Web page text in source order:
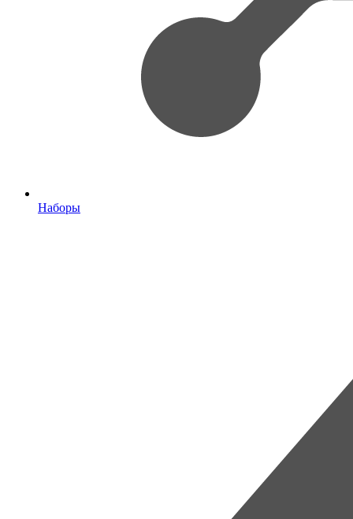
Наборы